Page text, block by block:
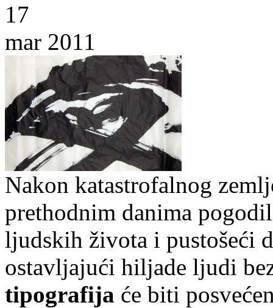
17
mar 2011
Nakon katastrofalnog
prethodnim danima
ljudskih života i pustošeći
ostavljajući hiljade ljudi
tipografija će biti